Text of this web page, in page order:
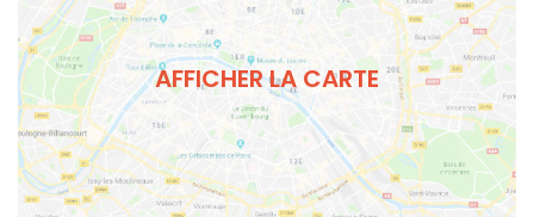
AFFICHER LA CARTE